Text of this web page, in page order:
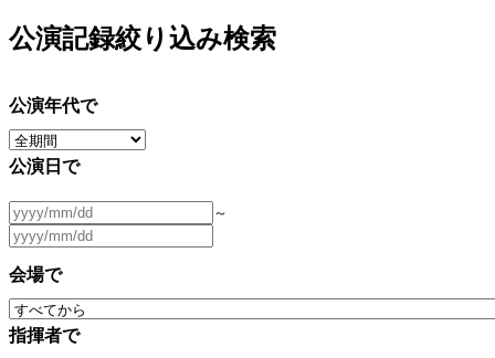
公演記録絞り込み検索
公演年代で
公演日で
～
会場で
指揮者で